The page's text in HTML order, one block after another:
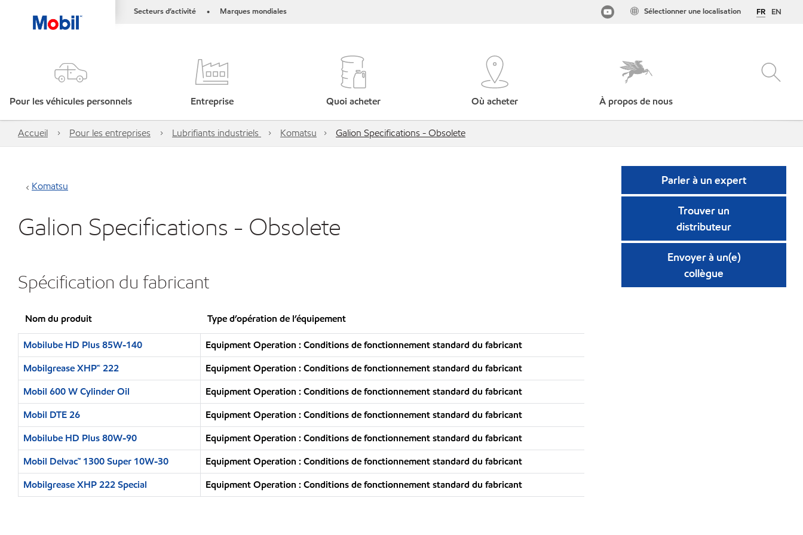
Secteurs d’activité • Marques mondiales FR EN
Sélectionner une localisation
Pour les véhicules personnels Entreprise Quoi acheter Où acheter À propos de nous
Accueil Pour les entreprises Lubrifiants industriels Komatsu Galion Specifications - Obsolete
Komatsu
Galion Specifications - Obsolete
Spécification du fabricant
Nom du produit Type d’opération de l’équipement
Mobilube HD Plus 85W-140
Equipment Operation : Conditions de fonctionnement standard du fabricant
Mobilgrease XHP🅪 222
Equipment Operation : Conditions de fonctionnement standard du fabricant
Mobil 600 W Cylinder Oil
Equipment Operation : Conditions de fonctionnement standard du fabricant
Mobil DTE 26
Equipment Operation : Conditions de fonctionnement standard du fabricant
Mobilube HD Plus 80W-90
Equipment Operation : Conditions de fonctionnement standard du fabricant
Mobil Delvac™ 1300 Super 10W-30
Equipment Operation : Conditions de fonctionnement standard du fabricant
Mobilgrease XHP 222 Special
Equipment Operation : Conditions de fonctionnement standard du fabricant
Parler à un expert
Trouver un
distributeur
Envoyer à un(e)
collègue